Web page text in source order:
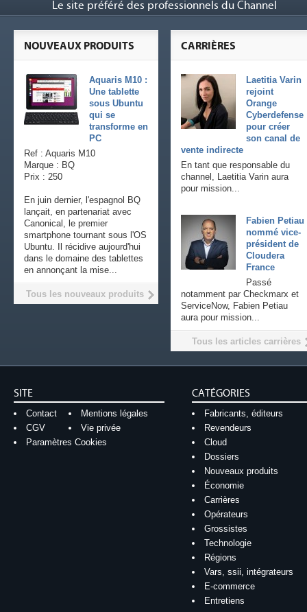
Le site préféré des professionnels du Channel
CARRIÈRES
Laetitia Varin
rejoint
Orange
Cyberdefense
pour créer
son canal de
vente indirecte
En tant que responsable du
channel, Laetitia Varin aura
pour mission...
Fabien Petiau
nommé vice-
président de
Cloudera
France
Passé
notamment par Checkmarx et
ServiceNow, Fabien Petiau
aura pour mission...
Tous les articles carrières
NOUVEAUX PRODUITS
Aquaris M10 :
Une tablette
sous Ubuntu
qui se
transforme en
PC
Ref : Aquaris M10
Marque : BQ
Prix : 250
En juin dernier, l'espagnol BQ
lançait, en partenariat avec
Canonical, le premier
smartphone tournant sous l'OS
Ubuntu. Il récidive aujourd'hui
dans le domaine des tablettes
en annonçant la mise...
Tous les nouveaux produits
SITE
Contact
Mentions légales
CGV
Vie privée
Paramètres Cookies
CATÉGORIES
Fabricants, éditeurs
Revendeurs
Cloud
Dossiers
Nouveaux produits
Économie
Carrières
Opérateurs
Grossistes
Technologie
Régions
Vars, ssii, intégrateurs
E-commerce
Entretiens